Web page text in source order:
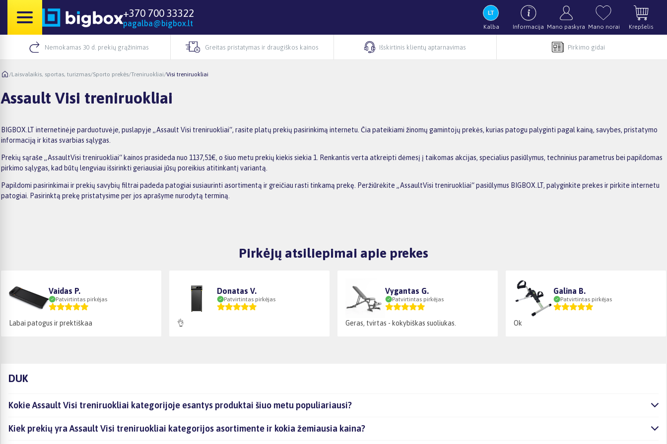
+370 700 33322
pagalba@bigbox.lt Kalba Informacija Mano paskyra Mano norai Krepšelis
Nemokamas 30 d. prekių grąžinimas Greitas pristatymas ir draugiškos kainos Išskirtinis klientų aptarnavimas Pirkimo gidai
/Laisvalaikis, sportas, turizmas/Sporto prekės/Treniruokliai/Visi treniruokliai
Assault Visi treniruokliai
BIGBOX.LT internetinėje parduotuvėje, puslapyje „Assault Visi treniruokliai“, rasite platų prekių pasirinkimą internetu. Čia pateikiami žinomų gamintojų prekės, kurias patogu palyginti pagal kainą, savybes, pristatymo
informaciją ir kitas svarbias sąlygas.
Prekių sąraše „AssaultVisi treniruokliai“ kainos prasideda nuo 1137,51€, o šiuo metu prekių kiekis siekia 1. Renkantis verta atkreipti dėmesį į taikomas akcijas, specialius pasiūlymus, techninius parametrus bei papildomas
pirkimo sąlygas, kad būtų lengviau išsirinkti geriausiai jūsų poreikius atitinkantį variantą.
Papildomi pasirinkimai ir prekių savybių filtrai padeda patogiai susiaurinti asortimentą ir greičiau rasti tinkamą prekę. Peržiūrėkite „AssaultVisi treniruokliai“ pasiūlymus BIGBOX.LT, palyginkite prekes ir pirkite internetu
patogiai. Pasirinktą prekę pristatysime per jos aprašyme nurodytą terminą.
Pirkėjų atsiliepimai apie prekes
Vaidas P.
Patvirtintas pirkėjas
Labai patogus ir prektiškaa
Donatas V.
Patvirtintas pirkėjas
👌
Vygantas G.
Patvirtintas pirkėjas
Geras, tvirtas - kokybiškas suoliukas.
Galina B.
Patvirtintas pirkėjas
Ok
DUK
Kokie Assault Visi treniruokliai kategorijoje esantys produktai šiuo metu populiariausi?
Kiek prekių yra Assault Visi treniruokliai kategorijos asortimente ir kokia žemiausia kaina?